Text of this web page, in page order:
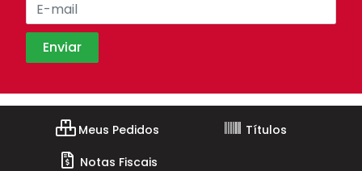
Meus Pedidos
Títulos
Notas Fiscais